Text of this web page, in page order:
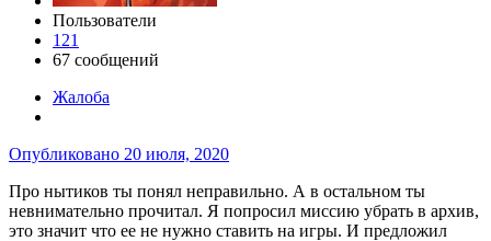
Пользователи
121
67 сообщений
Жалоба
Опубликовано 20 июля, 2020
Про нытиков ты понял неправильно. А в остальном ты
невнимательно прочитал. Я попросил миссию убрать в архив,
это значит что ее не нужно ставить на игры. И предложил